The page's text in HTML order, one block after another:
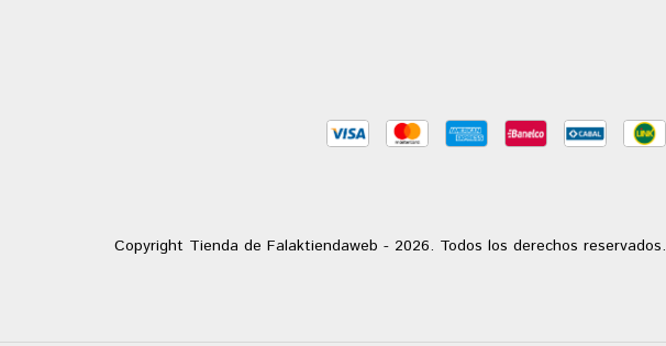
Copyright Tienda de Falaktiendaweb - 2026. Todos los derechos reservados.